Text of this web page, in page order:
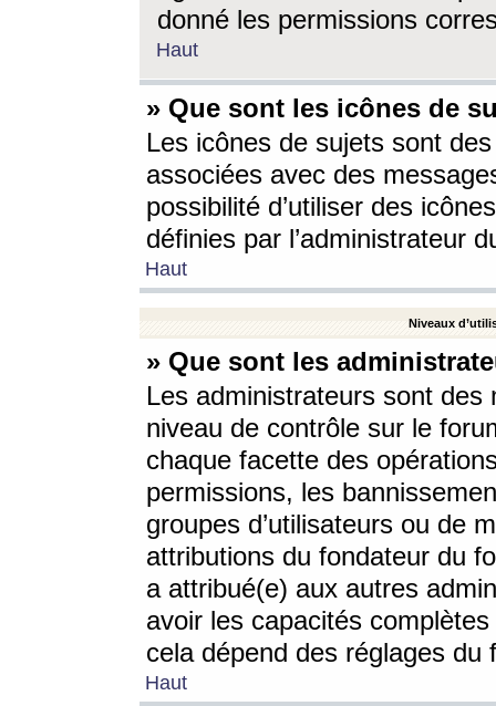
donné les permissions
Haut
» Que sont les icônes de
Les icônes de sujets sont
associées avec des
possibilité d’utiliser des
définies par l’administrateur
Haut
Niveaux
» Que sont les
Les administrateurs sont
niveau de contrôle sur le
chaque facette des
permissions, les
groupes d’utilisateurs ou de
attributions du fondateur du
a attribué(e) aux autres
avoir les capacités
cela dépend des réglages du
Haut